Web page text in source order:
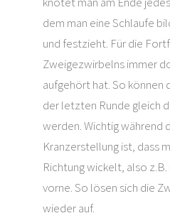
dem man eine Schlaufe
und festzieht. Für die
Zweigezwirbelns immer
aufgehört hat. So können
der letzten Runde gleich
werden. Wichtig während
Kranzerstellung ist, dass
Richtung wickelt, also
vorne. So lösen sich die
wieder auf.